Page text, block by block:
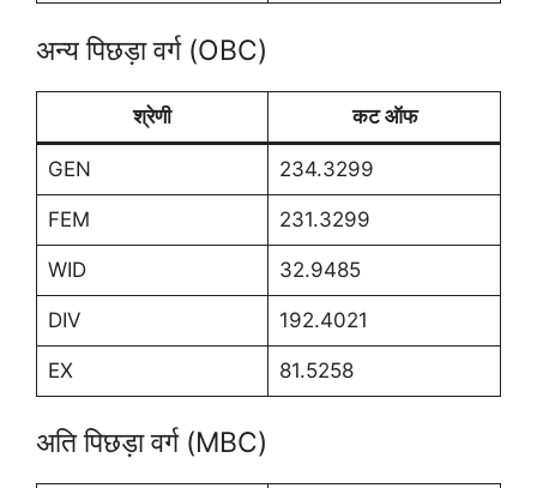
अन्य पिछड़ा वर्ग (OBC)
श्रेणी कट ऑफ
GEN 234.3299
FEM 231.3299
WID 32.9485
DIV 192.4021
EX 81.5258
अति पिछड़ा वर्ग (MBC)